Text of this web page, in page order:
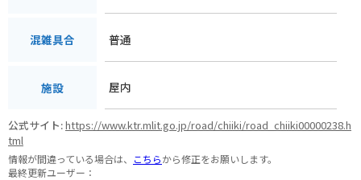
混雑具合 普通
施設 屋内
公式サイト:https://www.ktr.mlit.go.jp/road/chiiki/road_chiiki00000238.h
tml
情報が間違っている場合は、 こちらから修正をお願いします。
最終更新ユーザー：